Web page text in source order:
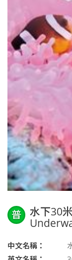
普
水下30
中文名稱：